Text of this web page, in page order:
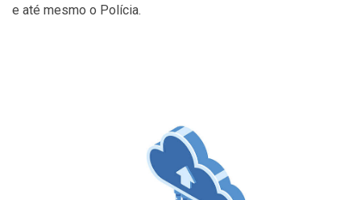
e até mesmo o Polícia.